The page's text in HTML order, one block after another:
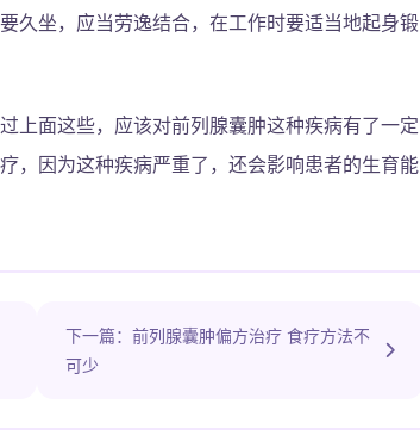
久坐，应当劳逸结合，在工作时要适当地起身锻
上面这些，应该对前列腺囊肿这种疾病有了一定
，因为这种疾病严重了，还会影响患者的生育能
下一篇：前列腺囊肿偏方治疗 食疗方法不
可少